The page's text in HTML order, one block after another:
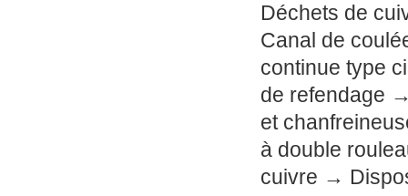
Déchets de
Canal de
continue type
de refendage
et
à double
cuivre →